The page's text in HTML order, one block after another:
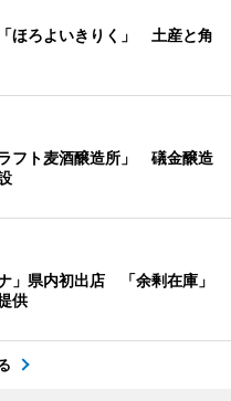
ほろよいきりく」 土産と角
フト麦酒醸造所」 礒金醸造
」県内初出店 「余剰在庫」
供